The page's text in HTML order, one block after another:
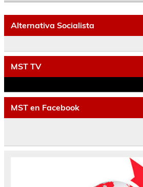
Alternativa Socialista
MST TV
MST en Facebook